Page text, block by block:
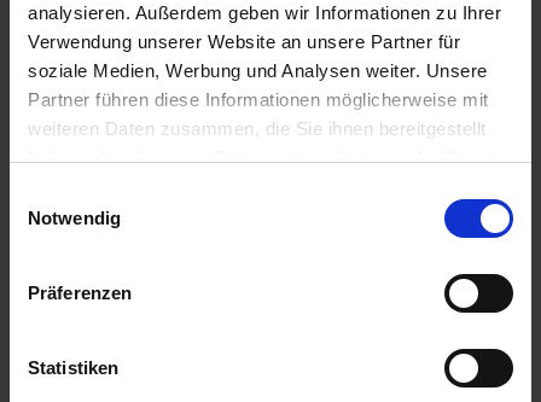
analysieren. Außerdem geben wir Informationen zu Ihrer
Verwendung unserer Website an unsere Partner für
soziale Medien, Werbung und Analysen weiter. Unsere
Partner führen diese Informationen möglicherweise mit
weiteren Daten zusammen, die Sie ihnen bereitgestellt
haben oder die sie im Rahmen Ihrer Nutzung der Dienste
Notwendig
Präferenzen
Statistiken
Ähnliche Produkte